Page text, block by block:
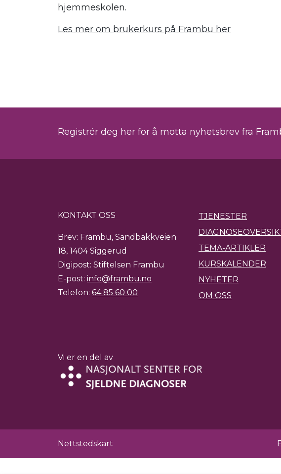
hjemmeskolen.
Les mer om brukerkurs på Frambu her
Registrér deg her for å motta nyhetsbrev fra
KONTAKT OSS
Brev: Frambu, Sandbakkveien
18, 1404 Siggerud
Digipost: Stiftelsen Frambu
E-post: info@frambu.no
Telefon: 64 85 60 00
TJENESTER
TEMA-ARTIKLER
KURSKALENDER
NYHETER
OM OSS
Vi er en del av
Nettstedskart